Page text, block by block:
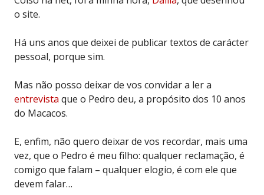
o site.
Há uns anos que deixei de publicar textos de carácter
pessoal, porque sim.
Mas não posso deixar de vos convidar a ler a
entrevista que o Pedro deu, a propósito dos 10 anos
do Macacos.
E, enfim, não quero deixar de vos recordar, mais uma
vez, que o Pedro é meu filho: qualquer reclamação, é
comigo que falam – qualquer elogio, é com ele que
devem falar…